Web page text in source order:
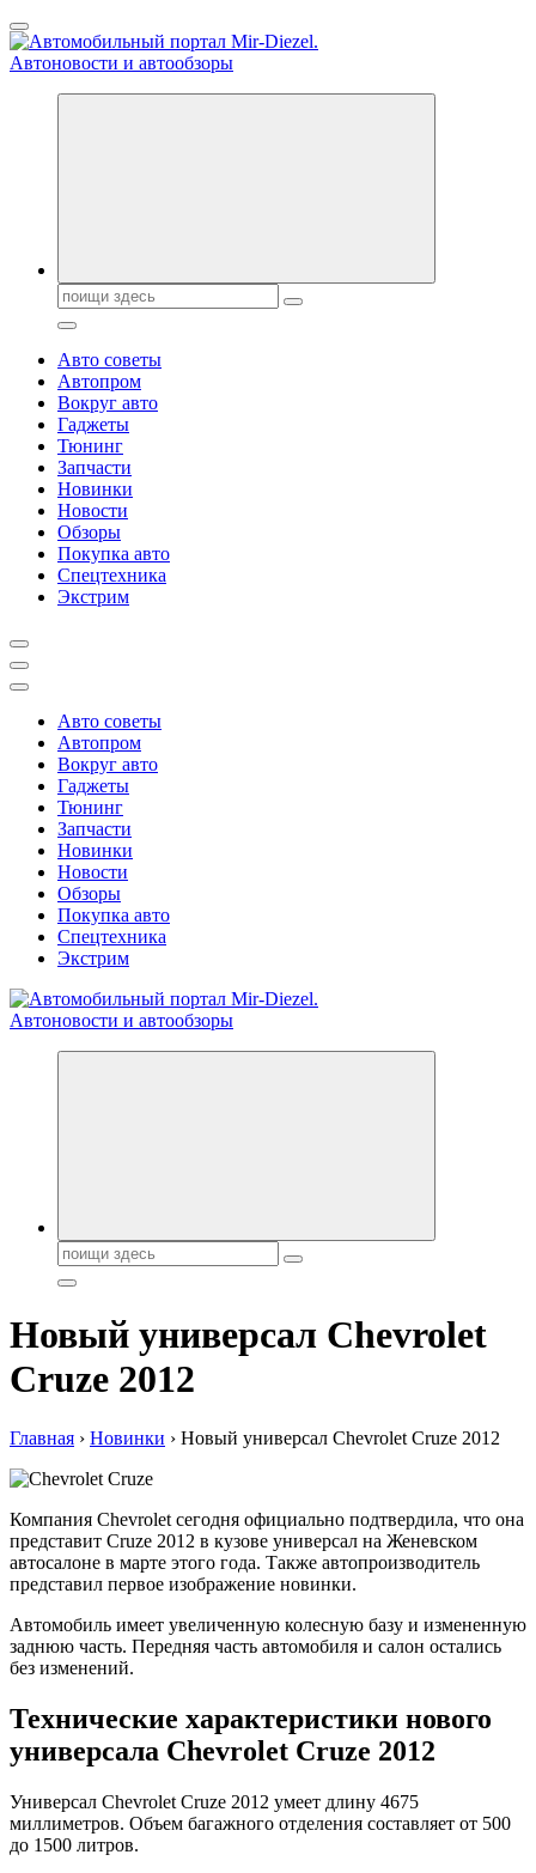
Перейти
к
содержанию
Справочник автомобилиста. Обзор новинок популярных
Поиск:
Авто советы
Автопром
Вокруг авто
Гаджеты
Тюнинг
Запчасти
Новинки
Новости
Обзоры
Покупка авто
Спецтехника
Экстрим
Авто советы
Автопром
Вокруг авто
Гаджеты
Тюнинг
Запчасти
Новинки
Новости
Обзоры
Покупка авто
Спецтехника
Экстрим
Справочник автомобилиста. Обзор новинок популярных
Поиск:
Новый универсал Chevrolet
Cruze 2012
Главная › Новинки › Новый универсал Chevrolet Cruze 2012
Компания Chevrolet сегодня официально подтвердила, что она
представит Cruze 2012 в кузове универсал на Женевском
автосалоне в марте этого года. Также автопроизводитель
представил первое изображение новинки.
Автомобиль имеет увеличенную колесную базу и измененную
заднюю часть. Передняя часть автомобиля и салон остались
без изменений.
Технические характеристики нового
универсала Chevrolet Cruze 2012
Универсал Chevrolet Cruze 2012 умеет длину 4675
миллиметров. Объем багажного отделения составляет от 500
до 1500 литров.